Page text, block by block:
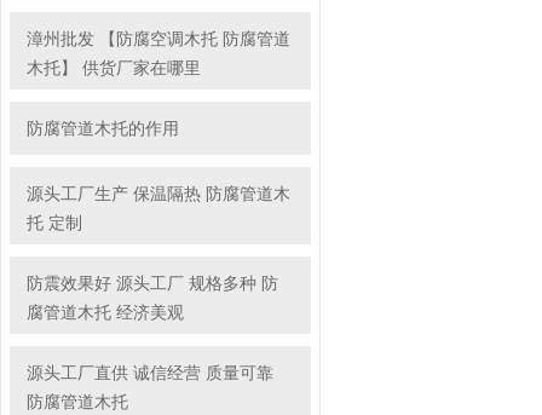
漳州批发 【防腐空调木托 防腐管道
木托】 供货厂家在哪里
防腐管道木托的作用
源头工厂生产 保温隔热 防腐管道木
托 定制
防震效果好 源头工厂 规格多种 防
腐管道木托 经济美观
源头工厂直供 诚信经营 质量可靠
防腐管道木托